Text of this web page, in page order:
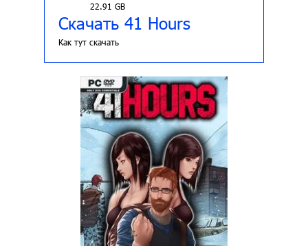
22.91 GB
Скачать 41 Hours
Как тут скачать